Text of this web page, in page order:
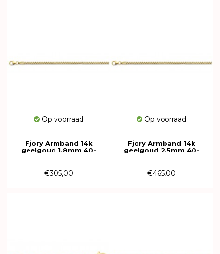
Op voorraad
Fjory Armband 14k
geelgoud 1.8mm 40-
€305,00
Op voorraad
Fjory Armband 14k
geelgoud 2.5mm 40-
€465,00